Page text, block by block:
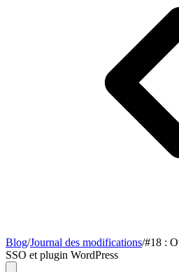
Blog/Journal des modifications/#18 :
SSO et plugin WordPress